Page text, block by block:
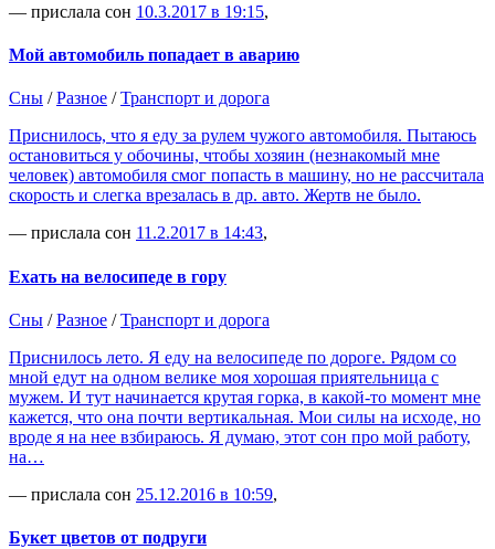
— прислала сон 10.3.2017 в 19:15,
Мой автомобиль попадает в аварию
Сны /Разное /Транспорт и дорога
Приснилось, что я еду за рулем чужого автомобиля. Пытаюсь
остановиться у обочины, чтобы хозяин (незнакомый мне
человек) автомобиля смог попасть в машину, но не рассчитала
скорость и слегка врезалась в др. авто. Жертв не было.
— прислала сон 11.2.2017 в 14:43,
Ехать на велосипеде в гору
Сны /Разное /Транспорт и дорога
Приснилось лето. Я еду на велосипеде по дороге. Рядом со
мной едут на одном велике моя хорошая приятельница с
мужем. И тут начинается крутая горка, в какой-то момент мне
кажется, что она почти вертикальная. Мои силы на исходе, но
вроде я на нее взбираюсь. Я думаю, этот сон про мой работу,
на…
— прислала сон 25.12.2016 в 10:59,
Букет цветов от подруги